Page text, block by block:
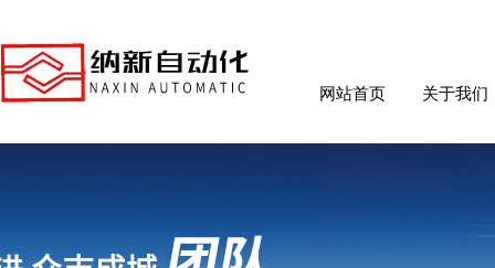
网站首页 关于我们